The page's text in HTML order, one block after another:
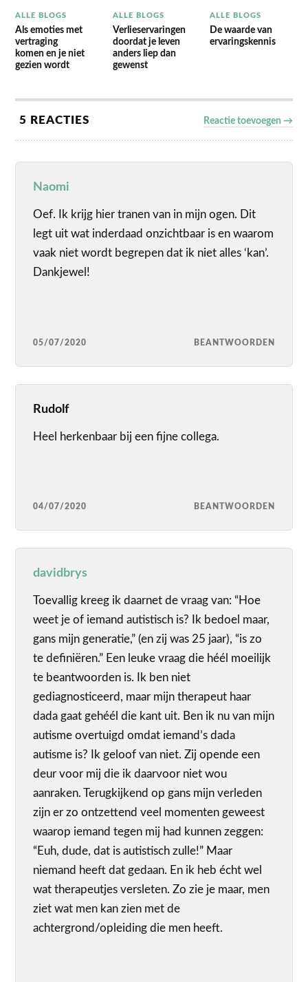
ALLE BLOGS
Als emoties met
vertraging
komen en je niet
gezien wordt
ALLE BLOGS
Verlieservaringen
doordat je leven
anders liep dan
gewenst
ALLE BLOGS
De waarde van
ervaringskennis
5 REACTIES Reactie toevoegen →
Naomi
Oef. Ik krijg hier tranen van in mijn ogen. Dit
legt uit wat inderdaad onzichtbaar is en waarom
vaak niet wordt begrepen dat ik niet alles ‘kan’.
Dankjewel!
05/07/2020 BEANTWOORDEN
Rudolf
Heel herkenbaar bij een fijne collega.
04/07/2020 BEANTWOORDEN
davidbrys
Toevallig kreeg ik daarnet de vraag van: “Hoe
weet je of iemand autistisch is? Ik bedoel maar,
gans mijn generatie,” (en zij was 25 jaar), “is zo
te definiëren.” Een leuke vraag die héél moeilijk
te beantwoorden is. Ik ben niet
gediagnosticeerd, maar mijn therapeut haar
dada gaat gehéél die kant uit. Ben ik nu van mijn
autisme overtuigd omdat iemand’s dada
autisme is? Ik geloof van niet. Zij opende een
deur voor mij die ik daarvoor niet wou
aanraken. Terugkijkend op gans mijn verleden
zijn er zo ontzettend veel momenten geweest
waarop iemand tegen mij had kunnen zeggen:
“Euh, dude, dat is autistisch zulle!” Maar
niemand heeft dat gedaan. En ik heb écht wel
wat therapeutjes versleten. Zo zie je maar, men
ziet wat men kan zien met de
achtergrond/opleiding die men heeft.